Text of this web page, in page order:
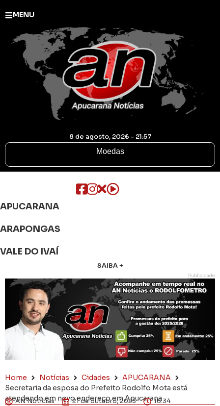
MENU
8 de agosto, 2026 - 21:57
Moedas
APUCARANA
ARAPONGAS
VALE DO IVAÍ
SAIBA +
Publicidade
Home Notícias Cidades
APUCARANA
Secretaria da esposa do Prefeito Rodolfo Mota está
atendendo em novo endereço em Apucarana
AN Notícias 21 de outubro, 2025
16:34